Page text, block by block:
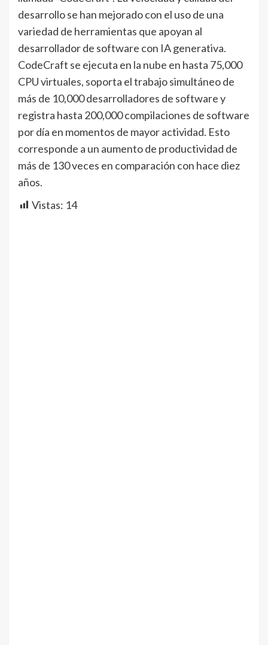
desarrollo se han mejorado con el uso de una
variedad de herramientas que apoyan al
desarrollador de software con IA generativa.
CodeCraft se ejecuta en la nube en hasta 75,000
CPU virtuales, soporta el trabajo simultáneo de
más de 10,000 desarrolladores de software y
registra hasta 200,000 compilaciones de software
por día en momentos de mayor actividad. Esto
corresponde a un aumento de productividad de
más de 130 veces en comparación con hace diez
años.
Vistas: 14